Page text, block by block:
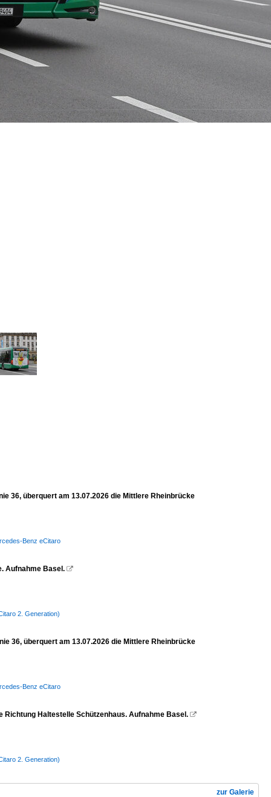
36, überquert am 13.07.2026 die Mittlere Rheinbrücke
Benz eCitaro
Aufnahme Basel. 
2. Generation)
36, überquert am 13.07.2026 die Mittlere Rheinbrücke
Benz eCitaro
Richtung Haltestelle Schützenhaus. Aufnahme Basel. 
2. Generation)
zur Galerie